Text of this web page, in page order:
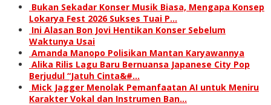
Bukan Sekadar Konser Musik Biasa, Mengapa Konsep
Lokarya Fest 2026 Sukses Tuai P…
Ini Alasan Bon Jovi Hentikan Konser Sebelum
Waktunya Usai
Amanda Manopo Polisikan Mantan Karyawannya
Alika Rilis Lagu Baru Bernuansa Japanese City Pop
Berjudul “Jatuh Cinta&#…
Mick Jagger Menolak Pemanfaatan AI untuk Meniru
Karakter Vokal dan Instrumen Ban…